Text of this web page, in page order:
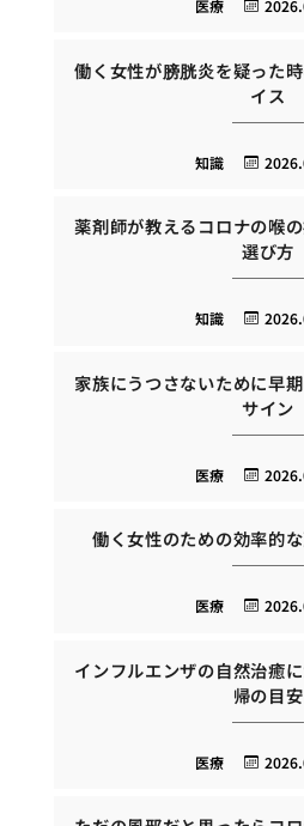
医療
働く女性が膀胱炎を疑った
イス
知識
薬剤師が教えるコロナの喉
選び方
知識
家族にうつさないために早
サイン
医療
働く女性のための効率的
医療
インフルエンザの自然治癒
帰の目安
医療